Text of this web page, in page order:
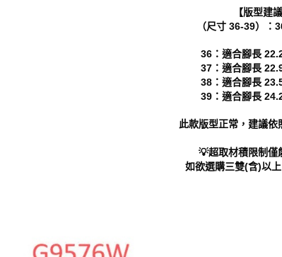
【版型建議
（尺寸 36-39）：
36：適合腳長
37：適合腳長
38：適合腳長
39：適合腳長
此款版型正常，建議依
💡超取材積限制僅
如欲選購三雙(含)以